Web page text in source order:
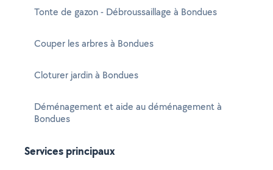
Tonte de gazon - Débroussaillage à Bondues
Couper les arbres à Bondues
Cloturer jardin à Bondues
Déménagement et aide au déménagement à
Bondues
Services principaux